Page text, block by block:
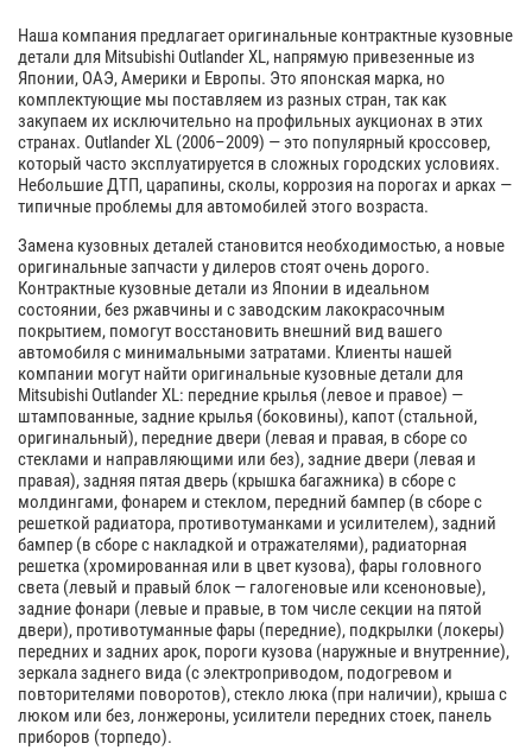
Наша компания предлагает оригинальные контрактные кузовные
детали для Mitsubishi Outlander XL, напрямую привезенные из
Японии, ОАЭ, Америки и Европы. Это японская марка, но
комплектующие мы поставляем из разных стран, так как
закупаем их исключительно на профильных аукционах в этих
странах. Outlander XL (2006–2009) — это популярный кроссовер,
который часто эксплуатируется в сложных городских условиях.
Небольшие ДТП, царапины, сколы, коррозия на порогах и арках —
типичные проблемы для автомобилей этого возраста.
Замена кузовных деталей становится необходимостью, а новые
оригинальные запчасти у дилеров стоят очень дорого.
Контрактные кузовные детали из Японии в идеальном
состоянии, без ржавчины и с заводским лакокрасочным
покрытием, помогут восстановить внешний вид вашего
автомобиля с минимальными затратами. Клиенты нашей
компании могут найти оригинальные кузовные детали для
Mitsubishi Outlander XL: передние крылья (левое и правое) —
штампованные, задние крылья (боковины), капот (стальной,
оригинальный), передние двери (левая и правая, в сборе со
стеклами и направляющими или без), задние двери (левая и
правая), задняя пятая дверь (крышка багажника) в сборе с
молдингами, фонарем и стеклом, передний бампер (в сборе с
решеткой радиатора, противотуманками и усилителем), задний
бампер (в сборе с накладкой и отражателями), радиаторная
решетка (хромированная или в цвет кузова), фары головного
света (левый и правый блок — галогеновые или ксеноновые),
задние фонари (левые и правые, в том числе секции на пятой
двери), противотуманные фары (передние), подкрылки (локеры)
передних и задних арок, пороги кузова (наружные и внутренние),
зеркала заднего вида (с электроприводом, подогревом и
повторителями поворотов), стекло люка (при наличии), крыша с
люком или без, лонжероны, усилители передних стоек, панель
приборов (торпедо).